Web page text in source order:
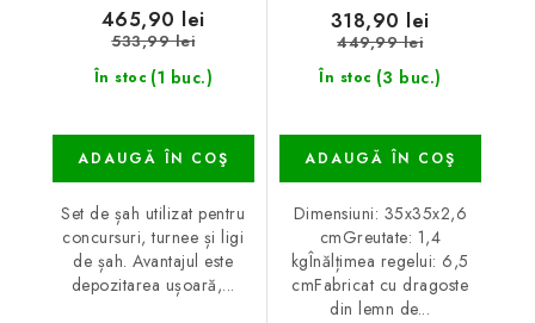
În stoc (1 buc.)
465,90 lei
533,99 lei
ADAUGĂ ÎN COŞ
Set de șah utilizat pentru
concursuri, turnee și ligi
de șah. Avantajul este
depozitarea ușoară,...
În stoc (3 buc.)
318,90 lei
449,99 lei
ADAUGĂ ÎN COŞ
Dimensiuni: 35x35x2,6
cmGreutate: 1,4
kgÎnălțimea regelui: 6,5
cmFabricat cu dragoste
din lemn de...